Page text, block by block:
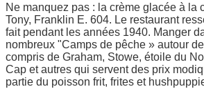
Ne manquez pas : la crème glacée à la
Tony, Franklin E. 604. Le restaurant
fait pendant les années 1940. Manger
nombreux "Camps de pêche » autour
compris de Graham, Stowe, étoile du
Cap et autres qui servent des prix
partie du poisson frit, frites et